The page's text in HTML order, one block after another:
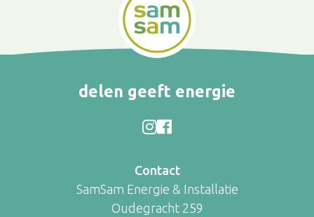
delen geeft energie
Contact
SamSam Energie & Installatie
Oudegracht 259